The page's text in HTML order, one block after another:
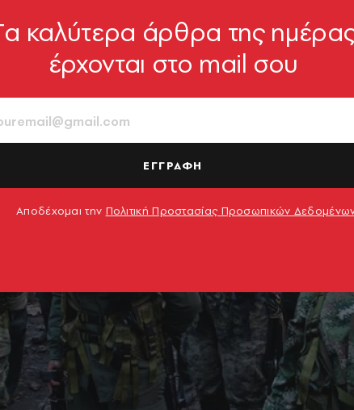
καλύτερα άρθρα της
έρχονται στο mail σου
ΕΓΓΡΑΦΗ
Αποδέχομαι την Πολιτική Προστασίας Προσωπικών